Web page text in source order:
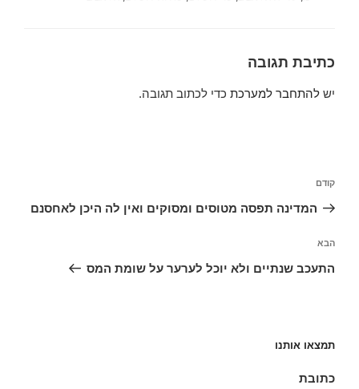
כתיבת תגובה
יש להתחבר למערכת כדי לכתוב תגובה.
הפוסט
הקודם
קודם
המדינה תפסה מטוסים ומסוקים ואין לה היכן לאחסנם
הפוסט
הבא
הבא
התעכב שנתיים ולא יוכל לערער על שומת המס
תמצאו אותנו
כתובת